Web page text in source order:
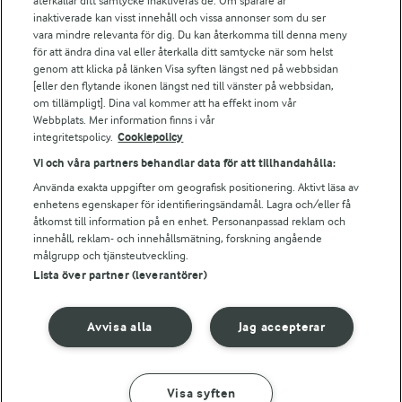
Arla webbshop
Bildbank
Följ oss
© 2026 Arla Foods
Integritetspolicy
inaktiverade kan visst innehåll och vissa annonser som du ser
vara mindre relevanta för dig. Du kan återkomma till denna meny
för att ändra dina val eller återkalla ditt samtycke när som helst
genom att klicka på länken Visa syften längst ned på webbsidan
[eller den flytande ikonen längst ned till vänster på webbsidan,
om tillämpligt]. Dina val kommer att ha effekt inom vår
Webbplats. Mer information finns i vår
integritetspolicy. Cookiepolicy
Vi och våra partners behandlar data för att tillhandahålla:
Använda exakta uppgifter om geografisk positionering. Aktivt läsa av
enhetens egenskaper för identifieringsändamål. Lagra och/eller få
åtkomst till information på en enhet. Personanpassad reklam och
innehåll, reklam- och innehållsmätning, forskning angående
målgrupp och tjänsteutveckling.
Lista över partner (leverantörer)
Jag accepterar
Avvisa alla
Visa syften